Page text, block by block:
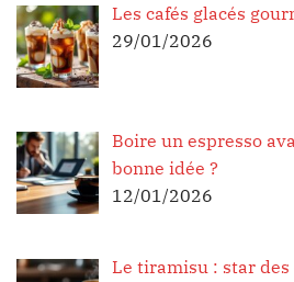
Les cafés glacés
29/01/2026
Boire un espresso
bonne idée ?
12/01/2026
Le tiramisu : star des